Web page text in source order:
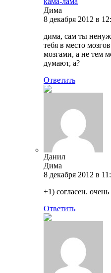
Дима
8 декабря 2012 в
дима, сам ты
тебя в место
мозгами, а не тем
думают, а?
Ответить
Данил
Дима
8 декабря 2012 в
+1) согласен.
Ответить